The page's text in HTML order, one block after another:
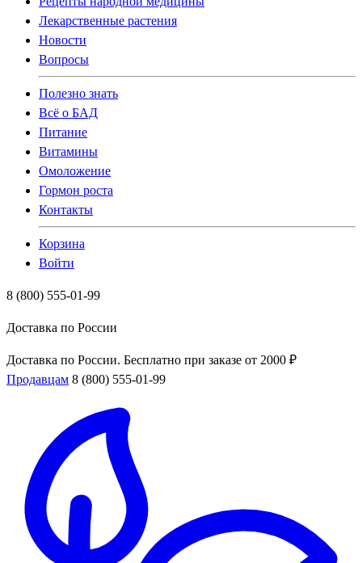
Лекарственные растения
Новости
Вопросы
Полезно знать
Всё о БАД
Питание
Витамины
Омоложение
Гормон роста
Контакты
Корзина
Войти
8 (800) 555-01-99
Доставка по России
Доставка по России. Бесплатно при заказе от 2000 ₽
Продавцам 8 (800) 555-01-99